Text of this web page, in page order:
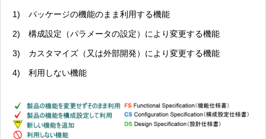
1) パッケージの機能のまま利用する機能
2) 構成設定（パラメータの設定）により変更する機能
3) カスタマイズ（又は外部開発）により変更する機能
4) 利用しない機能